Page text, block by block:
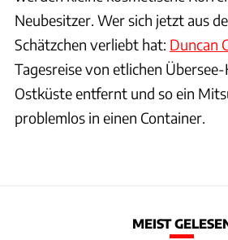
Neubesitzer. Wer sich jetzt aus
Schätzchen verliebt hat: Duncan
Tagesreise von etlichen
Ostküste entfernt und so ein
problemlos in einen Container.
MEIST